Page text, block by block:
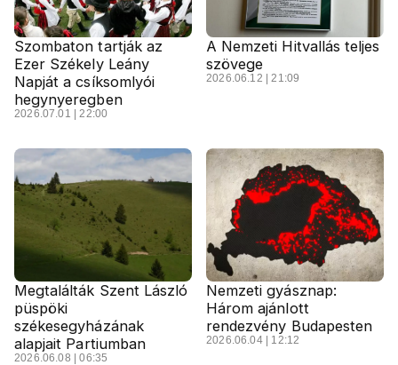
Szombaton tartják az
Ezer Székely Leány
Napját a csíksomlyói
hegynyeregben
2026.07.01 | 22:00
A Nemzeti Hitvallás teljes
szövege
2026.06.12 | 21:09
Megtalálták Szent László
püspöki
székesegyházának
alapjait Partiumban
2026.06.08 | 06:35
Nemzeti gyásznap:
Három ajánlott
rendezvény Budapesten
2026.06.04 | 12:12